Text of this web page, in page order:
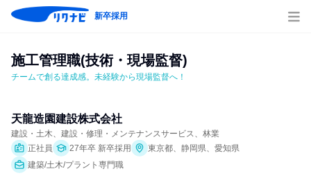
新卒採用
施工管理職(技術・現場監督)
チームで創る達成感。未経験から現場監督へ！
天龍造園建設株式会社
建設・土木、建設・修理・メンテナンスサービス、林業
正社員
27年卒 新卒採用
東京都、静岡県、愛知県
建築/土木/プラント専門職